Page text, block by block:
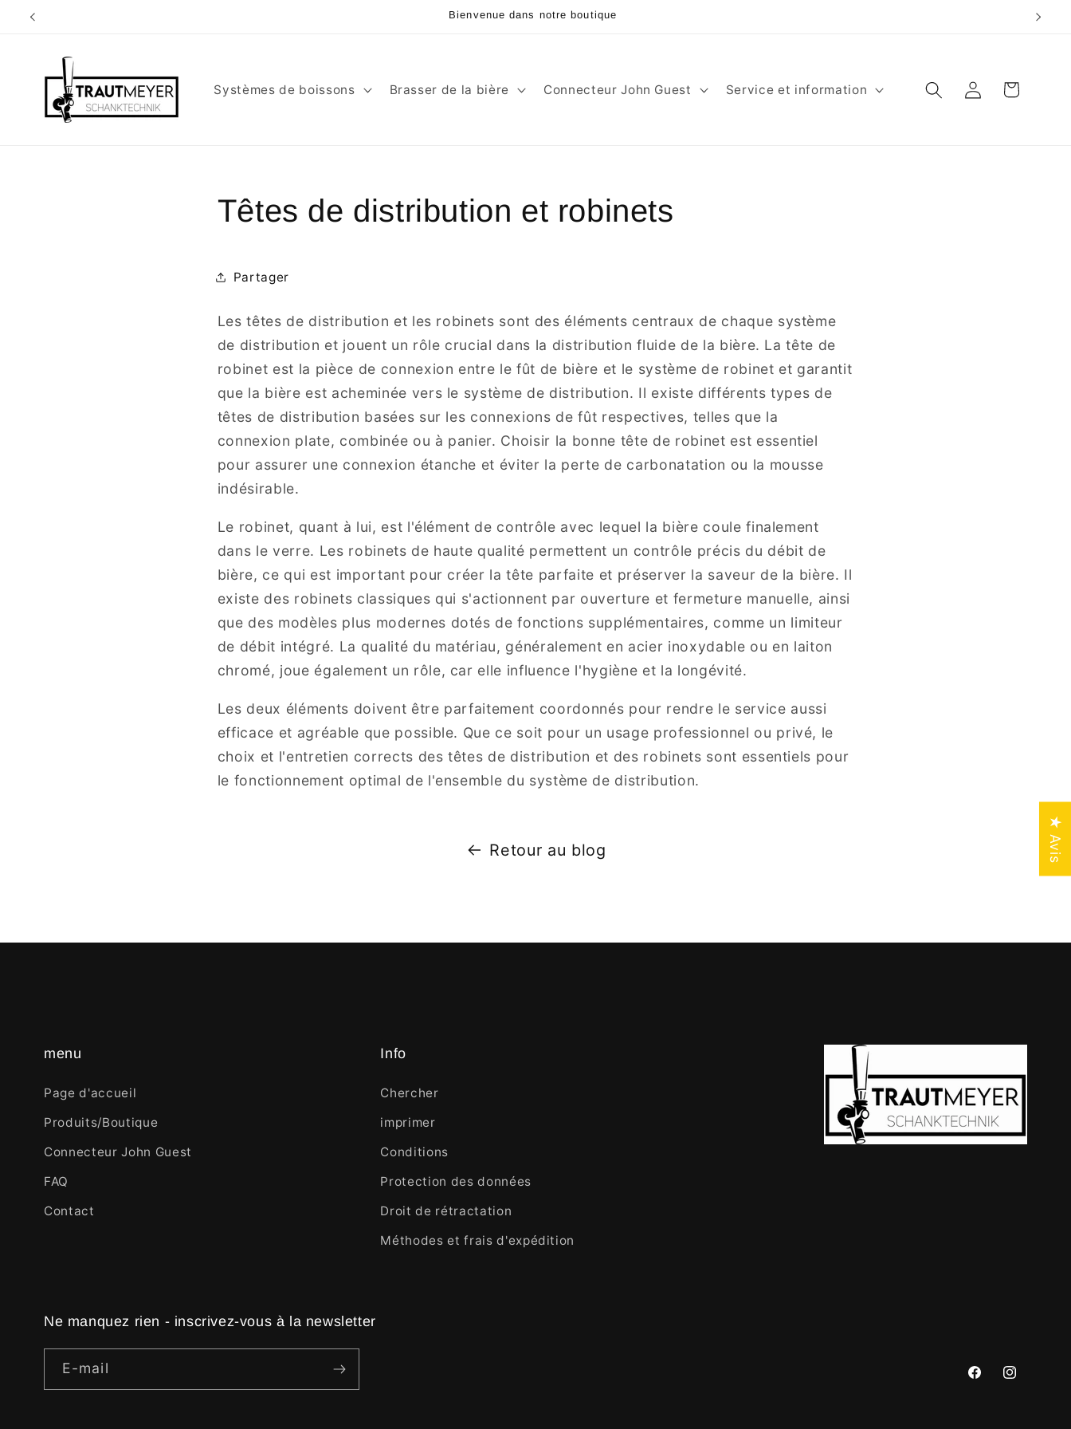
passer
Bienvenue dans notre boutique
Systèmes de boissons Brasser de la bière Connecteur John Guest Service et information ConnexionPanier
Têtes de distribution et robinets
Partager
Les têtes de distribution et les robinets sont des éléments centraux de chaque système
de distribution et jouent un rôle crucial dans la distribution fluide de la bière. La tête de
robinet est la pièce de connexion entre le fût de bière et le système de robinet et garantit
que la bière est acheminée vers le système de distribution. Il existe différents types de
têtes de distribution basées sur les connexions de fût respectives, telles que la
connexion plate, combinée ou à panier. Choisir la bonne tête de robinet est essentiel
pour assurer une connexion étanche et éviter la perte de carbonatation ou la mousse
indésirable.
Le robinet, quant à lui, est l'élément de contrôle avec lequel la bière coule finalement
dans le verre. Les robinets de haute qualité permettent un contrôle précis du débit de
bière, ce qui est important pour créer la tête parfaite et préserver la saveur de la bière. Il
existe des robinets classiques qui s'actionnent par ouverture et fermeture manuelle, ainsi
que des modèles plus modernes dotés de fonctions supplémentaires, comme un limiteur
de débit intégré. La qualité du matériau, généralement en acier inoxydable ou en laiton
chromé, joue également un rôle, car elle influence l'hygiène et la longévité.
Les deux éléments doivent être parfaitement coordonnés pour rendre le service aussi
efficace et agréable que possible. Que ce soit pour un usage professionnel ou privé, le
choix et l'entretien corrects des têtes de distribution et des robinets sont essentiels pour
le fonctionnement optimal de l'ensemble du système de distribution.
Retour au blog
menu
Page d'accueil
Produits/Boutique
Connecteur John Guest
FAQ
Contact
Info
Chercher
imprimer
Conditions
Protection des données
Droit de rétractation
Méthodes et frais d'expédition
Ne manquez rien - inscrivez-vous à la newsletter
E-mail
FacebookInstagram
★ Avis